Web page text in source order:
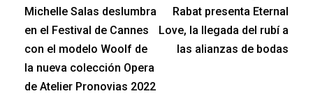
Michelle Salas deslumbra
en el Festival de Cannes
con el modelo Woolf de
la nueva colección Opera
de Atelier Pronovias 2022
Rabat presenta Eternal
Love, la llegada del rubí a
las alianzas de bodas